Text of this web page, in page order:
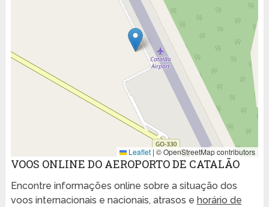
Leaflet | © OpenStreetMap contributors
VOOS ONLINE DO AEROPORTO DE CATALÃO
Encontre informações online sobre a situação dos
voos internacionais e nacionais, atrasos e horário de